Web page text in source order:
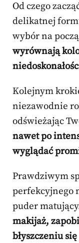
Od czego
delikatnej
wybór na
wyrównają
Kolejnym
niezawodnie
odświeżając
nawet po
wyglądać
Prawdziwym
perfekcyjnego
puder
makijaż,
błyszczeniu